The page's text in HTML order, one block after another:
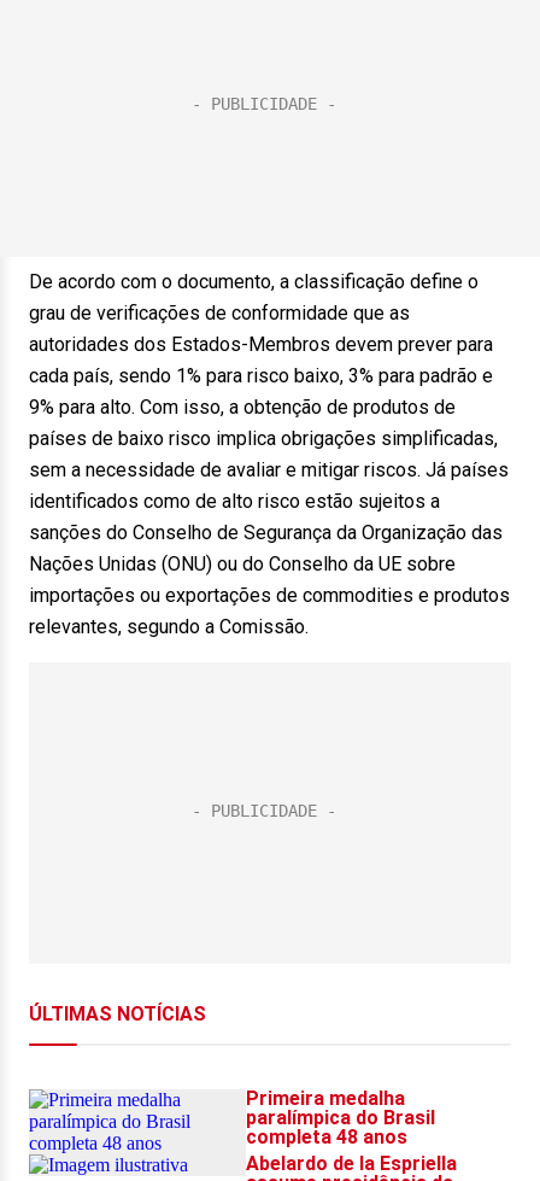
De acordo com o documento, a classificação define o
grau de verificações de conformidade que as
autoridades dos Estados-Membros devem prever para
cada país, sendo 1% para risco baixo, 3% para padrão e
9% para alto. Com isso, a obtenção de produtos de
países de baixo risco implica obrigações simplificadas,
sem a necessidade de avaliar e mitigar riscos. Já países
identificados como de alto risco estão sujeitos a
sanções do Conselho de Segurança da Organização das
Nações Unidas (ONU) ou do Conselho da UE sobre
importações ou exportações de commodities e produtos
relevantes, segundo a Comissão.